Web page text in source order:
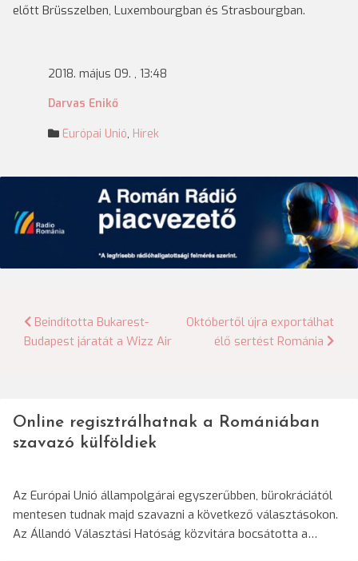
előtt Brüsszelben, Luxembourgban és Strasbourgban.
2018. május 09. , 13:48
Darvas Enikő
Európai Unió, Hírek
Bejegyzés
navigáció
Beindította Bukarest-
Budapest járatát a Wizz Air
Októbertől újra exportálhat
élő sertést Románia
Online regisztrálhatnak a Romániában
szavazó külföldiek
Az Európai Unió állampolgárai egyszerűbben, bürokráciától
mentesen tudnak majd szavazni a következő választásokon.
Az Állandó Választási Hatóság közvitára bocsátotta a…